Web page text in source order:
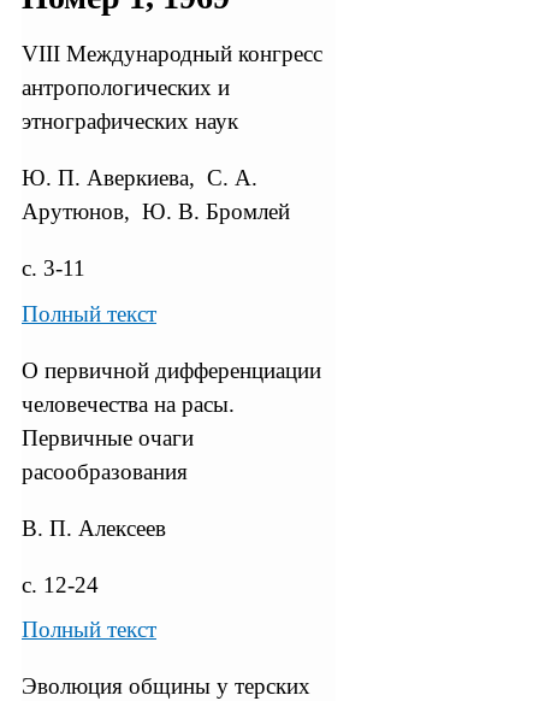
VIII Международный конгресс
антропологических и
этнографических наук
Ю. П. Аверкиева, С. А.
Арутюнов, Ю. В. Бромлей
с. 3-11
Полный текст
О первичной дифференциации
человечества на расы.
Первичные очаги
расообразования
В. П. Алексеев
с. 12-24
Полный текст
Эволюция общины у терских